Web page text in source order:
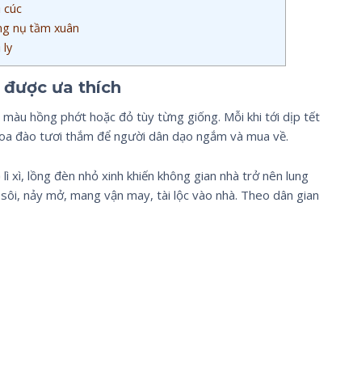
cúc
nụ tầm xuân
ly
ưa thích
hồng phớt hoặc đỏ tùy từng giống. Mỗi khi tới dịp tết
đào tươi thắm để người dân dạo ngắm và mua về.
lồng đèn nhỏ xinh khiến không gian nhà trở nên lung
nảy mở, mang vận may, tài lộc vào nhà. Theo dân gian